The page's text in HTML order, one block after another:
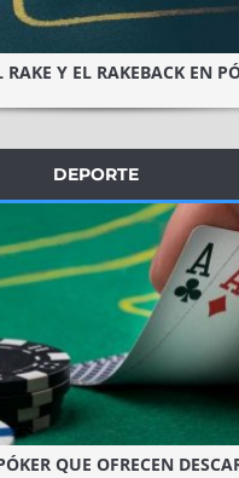
RAKE Y EL RAKEBACK EN
DEPORTE
QUE OFRECEN